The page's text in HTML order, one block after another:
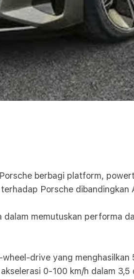
berbagi platform,
Porsche dibandingkan
memutuskan performa
drive yang
0-100 km/h dalam 3,5